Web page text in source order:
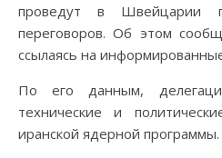
проведут в Швейцарии
переговоров. Об этом
ссылаясь на
По его данным,
технические и
иранской ядерной программы.